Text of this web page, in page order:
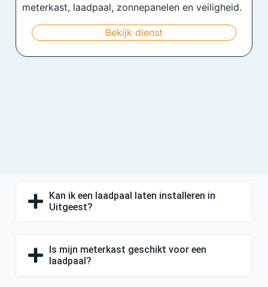
meterkast, laadpaal, zonnepanelen en veiligheid.
Bekijk dienst
Kan ik een laadpaal laten installeren in
Uitgeest?
Is mijn meterkast geschikt voor een
laadpaal?